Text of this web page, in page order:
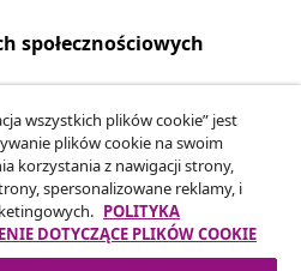
społecznościowych
od umowy dotyczącej
wszystkich plików cookie” jest
plików cookie na swoim
korzystania z nawigacji strony,
spersonalizowane reklamy, i
POLITYKA
DOTYCZĄCE PLIKÓW COOKIE